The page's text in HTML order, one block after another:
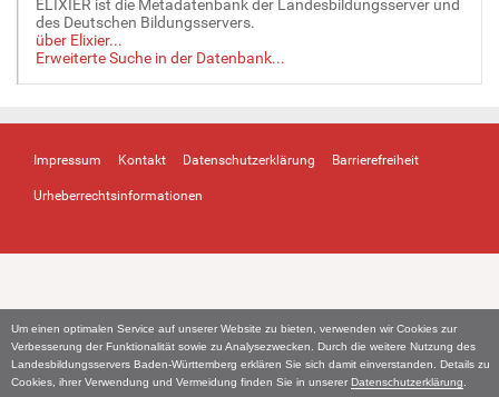
Um einen optimalen Service auf unserer Website zu bieten, verwenden wir Cookies zur
Verbesserung der Funktionalität sowie zu Analysezwecken. Durch die weitere Nutzung des
Landesbildungsservers Baden-Württemberg erklären Sie sich damit einverstanden. Details zu
Cookies, ihrer Verwendung und Vermeidung finden Sie in unserer Datenschutzerklärung
ELIXIER ist die Metadatenbank der Landesbildungsserver und
des Deutschen Bildungsservers.
über Elixier...
Erweiterte Suche in der Datenbank...
Impressum Kontakt Datenschutzerklärung Barrierefreiheit
Urheberrechtsinformationen